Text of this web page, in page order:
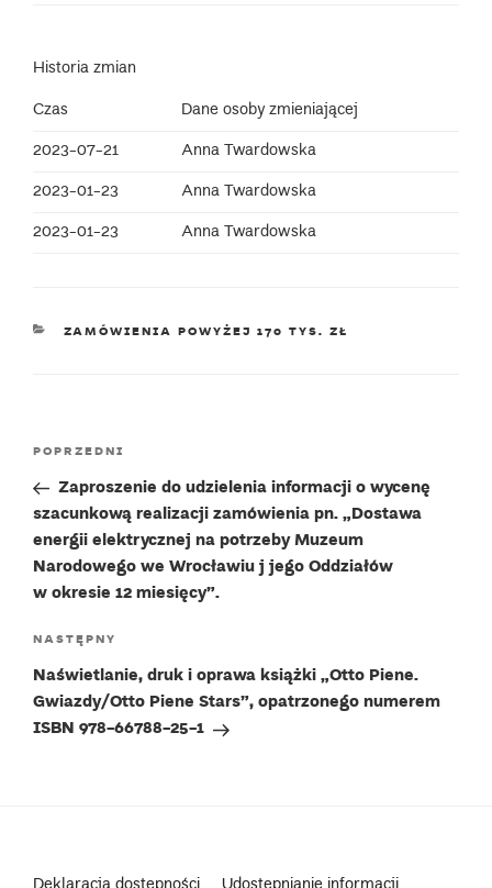
Historia zmian
Czas
Dane osoby zmieniającej
2023-07-21
Anna Twardowska
2023-01-23
Anna Twardowska
2023-01-23
Anna Twardowska
KATEGORIE
ZAMÓWIENIA POWYŻEJ 170 TYS. ZŁ
Poprzedni
wpis
POPRZEDNI
Zaproszenie do udzielenia informacji o wycenę
szacunkową realizacji zamówienia pn. „Dostawa
energii elektrycznej na potrzeby Muzeum
Narodowego we Wrocławiu j jego Oddziałów
w okresie 12 miesięcy”.
Następny
wpis
NASTĘPNY
Naświetlanie, druk i oprawa książki „Otto Piene.
Gwiazdy/Otto Piene Stars”, opatrzonego numerem
ISBN 978-66788-25-1